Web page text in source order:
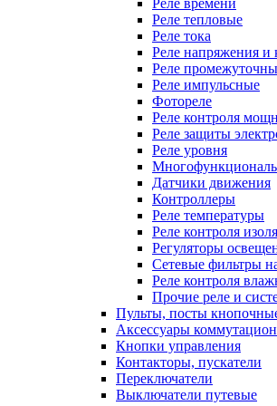
Реле времени
Реле тепловые
Реле тока
Реле напряжения и
Реле
Реле импульсные
Фотореле
Реле контроля
Реле защиты
Реле уровня
Датчики движения
Контроллеры
Реле температуры
Реле контроля
Регуляторы
Сетевые фильтры
Реле контроля
Прочие реле и
Пульты, посты
Аксессуары
Кнопки управления
Контакторы, пускатели
Переключатели
Выключатели путевые